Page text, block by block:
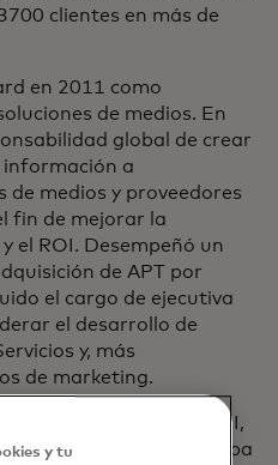
clientes en más de
en 2011 como
de medios. En
global de crear
a
medios y proveedores
fin de mejorar la
el ROI. Desempeñó un
de APT por
el cargo de ejecutiva
el desarrollo de
y, más
de marketing.
Susan trabajó en IRI,
que construía y entregaba
y tu